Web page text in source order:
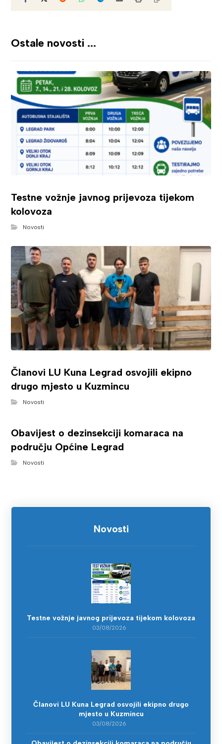
Ostale novosti ...
Testne vožnje javnog prijevoza tijekom
kolovoza
Novosti
Članovi LU Kuna Legrad osvojili ekipno
drugo mjesto u Kuzmincu
Novosti
Obavijest o dezinsekciji komaraca na
području Općine Legrad
Novosti
Novosti
Testne vožnje javnog prijevoza tijekom kolovoza
03/08/2026
Članovi LU Kuna Legrad osvojili ekipno drugo
mjesto u Kuzmincu
03/08/2026